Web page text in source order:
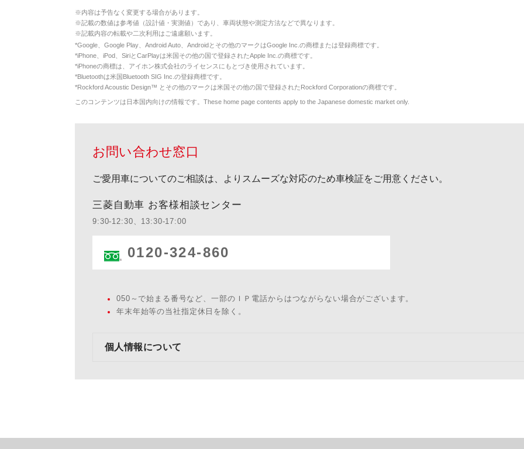
※内容は予告なく変更する場合があります。
※記載の数値は参考値（設計値・実測値）であり、車両状態や測定方法などで異なります。
※記載内容の転載や二次利用はご遠慮願います。
*Google、Google Play、Android Auto、Androidとその他のマークはGoogle Inc.の商標または登録商標です。
*iPhone、iPod、SiriとCarPlayは米国その他の国で登録されたApple Inc.の商標です。
*iPhoneの商標は、アイホン株式会社のライセンスにもとづき使用されています。
*Bluetoothは米国Bluetooth SIG Inc.の登録商標です。
*Rockford Acoustic Design™ とその他のマークは米国その他の国で登録されたRockford Corporationの商標です。
このコンテンツは日本国内向けの情報です。These home page contents apply to the Japanese domestic market only.
お問い合わせ窓口
ご愛用車についてのご相談は、よりスムーズな対応のため車検証をご用意ください。
三菱自動車 お客様相談センター
9:30-12:30、13:30-17:00
0120-324-860
050～で始まる番号など、一部のＩＰ電話からはつながらない場合がございます。
年末年始等の当社指定休日を除く。
個人情報について